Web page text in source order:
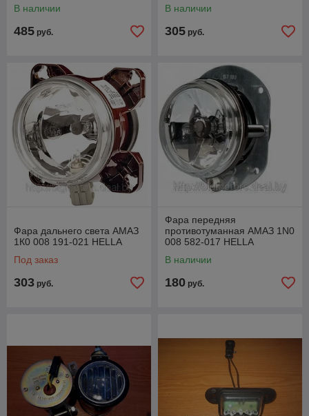
В наличии
485 руб.
В наличии
305 руб.
Фара дальнего света АМАЗ
1К0 008 191-021 HELLA
Под заказ
303 руб.
Фара передняя
противотуманная АМАЗ 1N0
008 582-017 HELLA
В наличии
180 руб.